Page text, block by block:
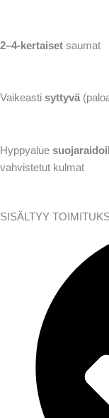
2–4-kertaiset saumat
Vaikeasti syttyvä
Hyppyalue
vahvistetut kulmat
SISÄLTYY